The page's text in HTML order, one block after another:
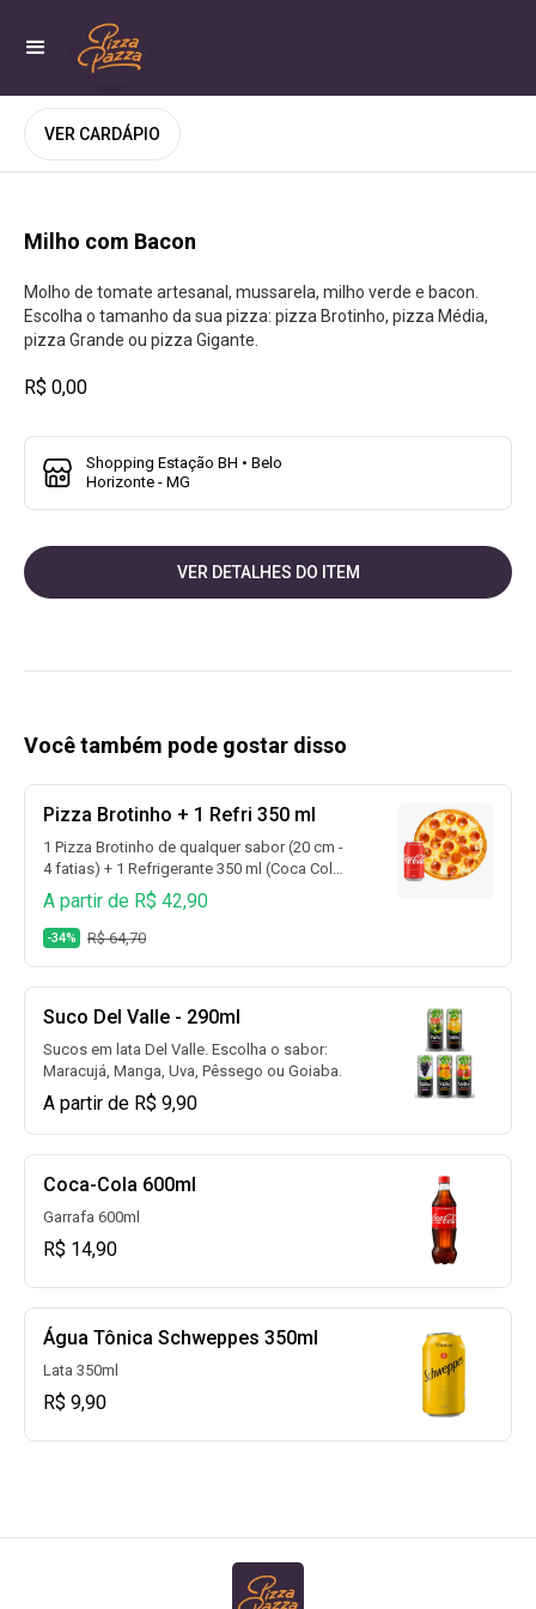
VER CARDÁPIO
Milho com Bacon
Molho de tomate artesanal, mussarela, milho verde e bacon.
Escolha o tamanho da sua pizza: pizza Brotinho, pizza Média,
pizza Grande ou pizza Gigante.
R$ 0,00
Shopping Estação BH • Belo
Horizonte - MG
VER DETALHES DO ITEM
Você também pode gostar disso
Pizza Brotinho + 1 Refri 350 ml
1 Pizza Brotinho de qualquer sabor (20 cm -
4 fatias) + 1 Refrigerante 350 ml (Coca Cola,
Coca Cola Sem Açúcar, Guaraná, Fanta
Laranja, Fanta Uva, Sprite, Sprite Zero e
muito mais)
A partir de R$ 42,90
-34% R$ 64,70
Suco Del Valle - 290ml
Sucos em lata Del Valle. Escolha o sabor:
Maracujá, Manga, Uva, Pêssego ou Goiaba.
A partir de R$ 9,90
Coca-Cola 600ml
Garrafa 600ml
R$ 14,90
Água Tônica Schweppes 350ml
Lata 350ml
R$ 9,90